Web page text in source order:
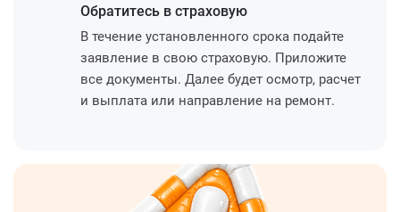
Обратитесь в страховую
В течение установленного срока подайте
заявление в свою страховую. Приложите
все документы. Далее будет осмотр, расчет
и выплата или направление на ремонт.